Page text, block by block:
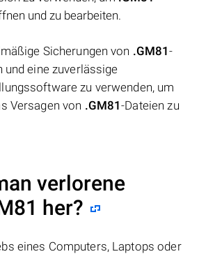
und zu bearbeiten.
Sicherungen von .GM81-
und eine zuverlässige
zu verwenden, um
Versagen von .GM81-Dateien zu
verlorene
her?
eines Computers, Laptops oder